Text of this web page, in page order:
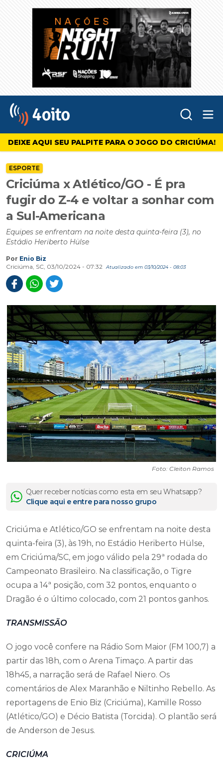
4oito
DEIXE AQUI SEU PALPITE PARA O JOGO DO CRICIÚMA!
ESPORTE
Criciúma x Atlético/GO - É pra
fugir do Z-4 e voltar a sonhar com
a Sul-Americana
Equipes se enfrentam na noite desta quinta-feira (3), no
Estádio Heriberto Hülse
Por Enio Biz
Criciúma, SC, 03/10/2024 - 07:32
Atualizado em 03/10/2024 - 08:03
Foto: Cleiton Ramos
Quer receber notícias como esta em seu Whatsapp?
Clique aqui e entre para nosso grupo
Criciúma e Atlético/GO se enfrentam na noite desta
quinta-feira (3), às 19h, no Estádio Heriberto Hülse,
em Criciúma/SC, em jogo válido pela 29ª rodada do
Campeonato Brasileiro. Na classificação, o Tigre
ocupa a 14ª posição, com 32 pontos, enquanto o
Dragão é o último colocado, com 21 pontos ganhos.
TRANSMISSÃO
O jogo você confere na Rádio Som Maior (FM 100,7) a
partir das 18h, com o Arena Timaço. A partir das
18h45, a narração será de Rafael Niero. Os
comentários de Alex Maranhão e Niltinho Rebello. As
reportagens de Enio Biz (Criciúma), Kamille Rosso
(Atlético/GO) e Décio Batista (Torcida). O plantão será
de Anderson de Jesus.
CRICIÚMA